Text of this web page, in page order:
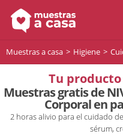
Muestras a casa Higiene
Tu
Muestras gratis de
Corporal en
2 horas alivio para el cuidado
sérum,